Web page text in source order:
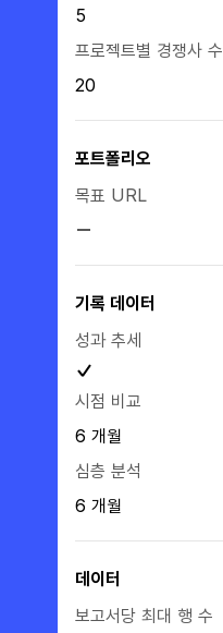
5
프로젝트별 경쟁사 수
20
포트폴리오
목표 URL
기록 데이터
성과 추세
시점 비교
6 개월
심층 분석
6 개월
데이터
보고서당 최대 행 수